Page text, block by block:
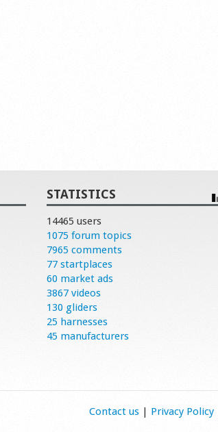
STATISTICS
14465 users
1075 forum topics
7965 comments
77 startplaces
60 market ads
3867 videos
130 gliders
25 harnesses
45 manufacturers
Contact us | Privacy Policy